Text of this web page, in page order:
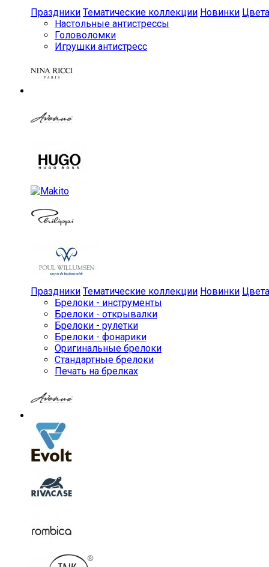
Праздники Тематические коллекции Новинки Цвета
Настольные антистрессы
Головоломки
Игрушки антистресс
Праздники Тематические коллекции Новинки Цвета
Брелоки - инструменты
Брелоки - открывалки
Брелоки - рулетки
Брелоки - фонарики
Оригинальные брелоки
Стандартные брелоки
Печать на брелках